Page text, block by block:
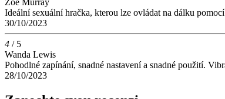
Zoe Murray
Ideální sexuální hračka, kterou lze ovládat na dálku
30/10/2023
4 / 5
Wanda Lewis
Pohodlné zapínání, snadné nastavení a snadné použití.
28/10/2023